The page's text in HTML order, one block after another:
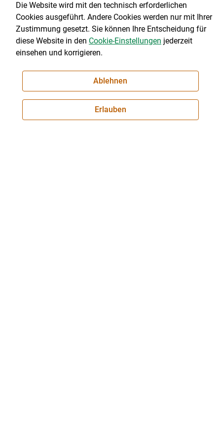
Die Website wird mit den technisch erforderlichen
Cookies ausgeführt. Andere Cookies werden nur mit Ihrer
Zustimmung gesetzt. Sie können Ihre Entscheidung für
diese Website in den Cookie-Einstellungen jederzeit
einsehen und korrigieren.
Ablehnen
Erlauben